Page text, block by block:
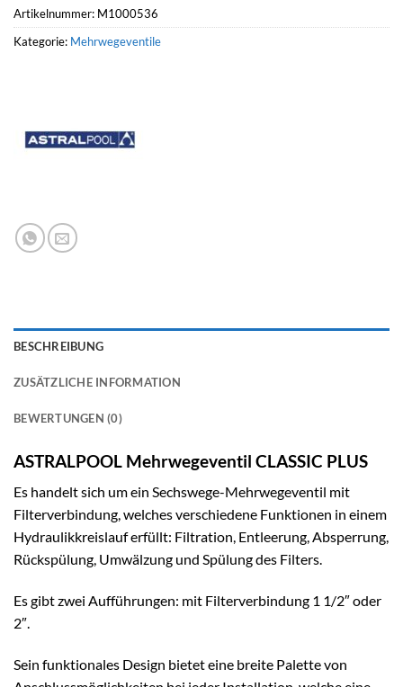
Artikelnummer: M1000536
Kategorie: Mehrwegeventile
BESCHREIBUNG
ZUSÄTZLICHE INFORMATION
BEWERTUNGEN (0)
ASTRALPOOL Mehrwegeventil CLASSIC PLUS
Es handelt sich um ein Sechswege-Mehrwegeventil mit
Filterverbindung, welches verschiedene Funktionen in einem
Hydraulikkreislauf erfüllt: Filtration, Entleerung, Absperrung,
Rückspülung, Umwälzung und Spülung des Filters.
Es gibt zwei Aufführungen: mit Filterverbindung 1 1/2″ oder
2″.
Sein funktionales Design bietet eine breite Palette von